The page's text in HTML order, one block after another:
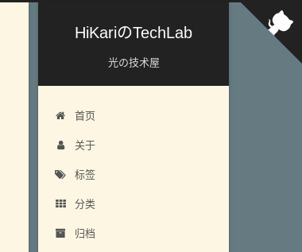
HiKariのTechLab
光の技术屋
首页
关于
标签
分类
归档